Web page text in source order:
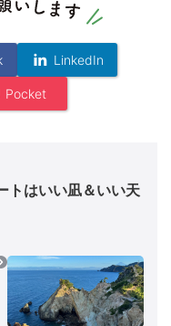
LinkedIn
Pocket
トはいい凪＆いい天